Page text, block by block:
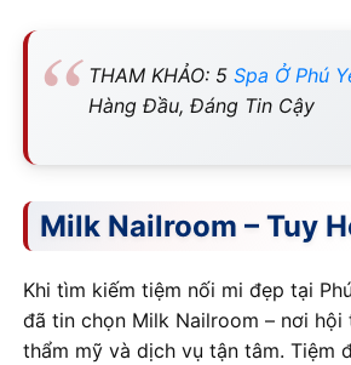
THAM KHẢO: 5 Spa Ở Phú
Hàng Đầu, Đáng Tin Cậy
Milk Nailroom – Tuy
Khi tìm kiếm tiệm nối mi đẹp tại
đã tin chọn Milk Nailroom – nơi hội
thẩm mỹ và dịch vụ tận tâm. Tiệm